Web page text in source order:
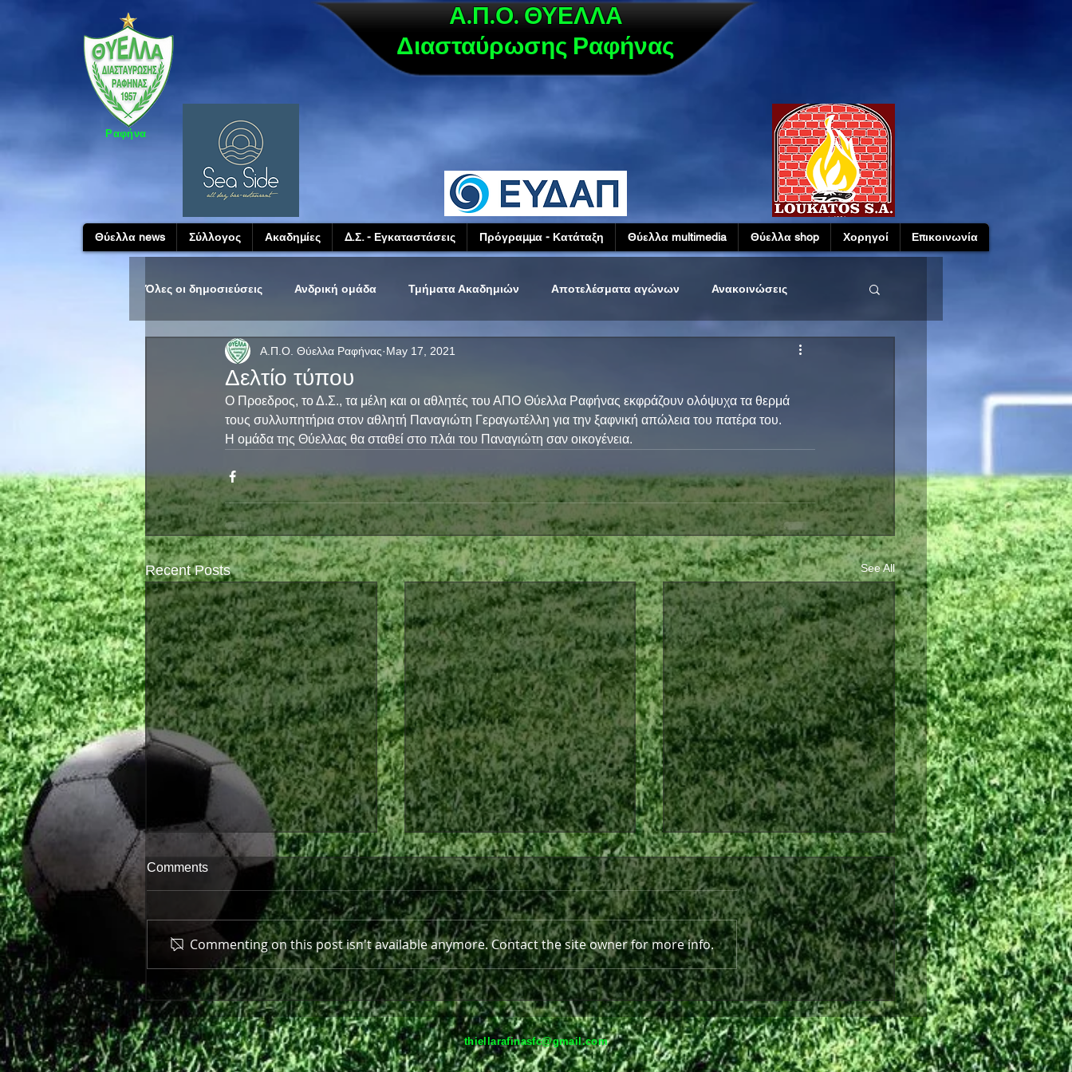
Ραφήνα
Α.Π.Ο. ΘΥΕΛΛΑ
Διασταύρωσης Ραφήνας
Θύελλα news Σύλλογος Ακαδημίες Δ.Σ. - Εγκαταστάσεις Πρόγραμμα - Κατάταξη Θύελλα multimedia Θύελλα shop Χορηγοί Επικοινωνία
Όλες οι δημοσιεύσεις Ανδρική ομάδα Τμήματα Ακαδημιών Αποτελέσματα αγώνων Ανακοινώσεις
Δελτίο τύπου
Α.Π.Ο. Θύελλα Ραφήνας May 17, 2021
Ο Προεδρος, το Δ.Σ., τα μέλη και οι αθλητές του ΑΠΟ Θύελλα Ραφήνας εκφράζουν ολόψυχα τα θερμά
τους συλλυπητήρια στον αθλητή Παναγιώτη Γεραγωτέλλη για την ξαφνική απώλεια του πατέρα του.
Η ομάδα της Θύελλας θα σταθεί στο πλάι του Παναγιώτη σαν οικογένεια.
Recent Posts See All
Πρώτη παράσταση μπροστά
στον κόσμο της!
Στο πλευρό της Θύελλας και
τη νέα σεζόν ο Ανδρέας
Πισκοπάκης
Παρελθόν από τη Θύελλα
Ραφήνας ο Θωμάς Ντάφλας
Comments
Commenting on this post isn't available anymore. Contact the site owner for more info.
thiellarafinasfc@gmail.com